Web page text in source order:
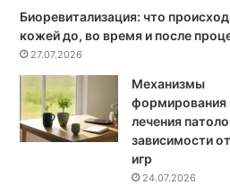
Биоревитализация: что
кожей до, во время и после
27.07.2026
Механизмы
формирования
лечения
зависимости
игр
24.07.2026